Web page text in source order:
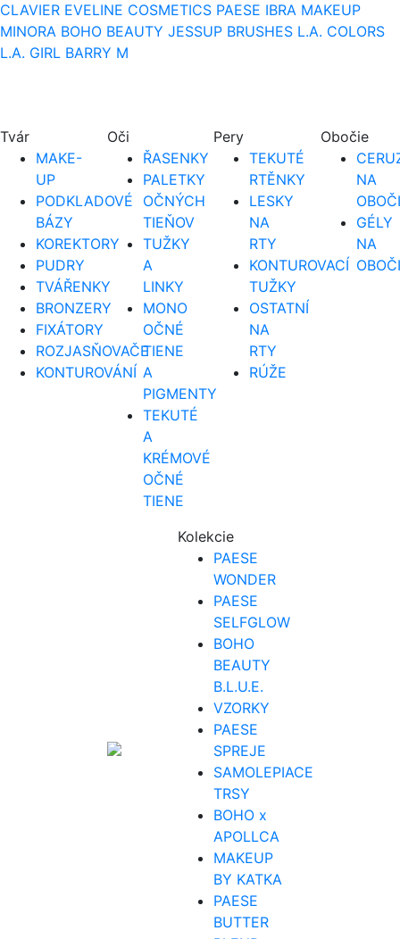
CLAVIER EVELINE COSMETICS PAESE IBRA MAKEUP
MINORA BOHO BEAUTY JESSUP BRUSHES L.A. COLORS
L.A. GIRL BARRY M
Tvár
MAKE-
UP
PODKLADOVÉ
BÁZY
KOREKTORY
PUDRY
TVÁŘENKY
BRONZERY
FIXÁTORY
ROZJASŇOVAČE
KONTUROVÁNÍ
Oči
ŘASENKY
PALETKY
OČNÝCH
TIEŇOV
TUŽKY
A
LINKY
MONO
OČNÉ
TIENE
A
PIGMENTY
TEKUTÉ
A
KRÉMOVÉ
OČNÉ
TIENE
Pery
TEKUTÉ
RTĚNKY
LESKY
NA
RTY
KONTUROVACÍ
TUŽKY
OSTATNÍ
NA
RTY
RÚŽE
Obočie
NA
GÉLY
NA
Kolekcie
PAESE
WONDER
PAESE
SELFGLOW
BOHO
BEAUTY
B.L.U.E.
VZORKY
PAESE
SPREJE
SAMOLEPIACE
TRSY
BOHO x
APOLLCA
MAKEUP
BY KATKA
PAESE
BUTTER